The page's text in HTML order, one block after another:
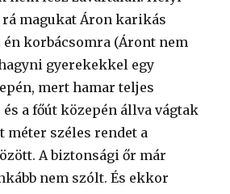
magukat Áron karikás
én korbácsomra (Áront nem
gyerekekkel egy
mert hamar teljes
a főút közepén állva vágtak
méter széles rendet a
A biztonsági őr már
nem szólt. És ekkor